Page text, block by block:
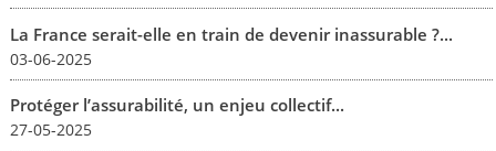
La France serait-elle en train de devenir inassurable ?...
03-06-2025
Protéger l’assurabilité, un enjeu collectif...
27-05-2025